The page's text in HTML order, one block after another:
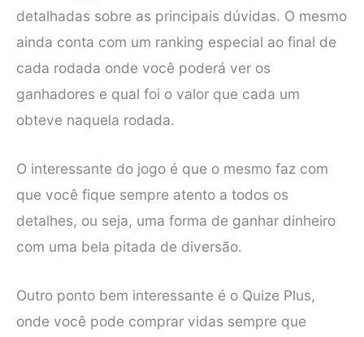
detalhadas sobre as principais dúvidas. O mesmo
ainda conta com um ranking especial ao final de
cada rodada onde você poderá ver os
ganhadores e qual foi o valor que cada um
obteve naquela rodada.
O interessante do jogo é que o mesmo faz com
que você fique sempre atento a todos os
detalhes, ou seja, uma forma de ganhar dinheiro
com uma bela pitada de diversão.
Outro ponto bem interessante é o Quize Plus,
onde você pode comprar vidas sempre que